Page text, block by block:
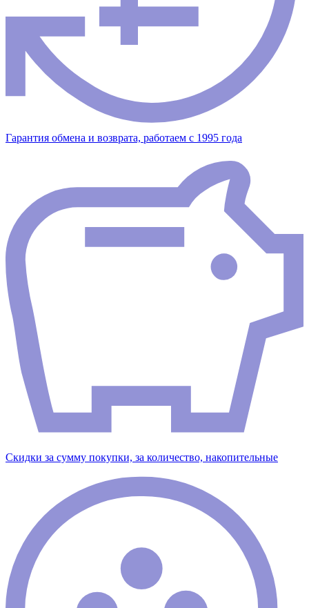
Гарантия обмена и возврата, работаем с 1995 года
Скидки за сумму покупки, за количество, накопительные